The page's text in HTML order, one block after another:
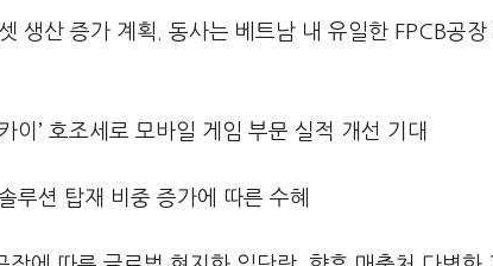
생산 증가 계획. 동사는 베트남 내 유일한 FPCB공장
이’ 호조세로 모바일 게임 부문 실적 개선 기대
루션 탑재 비중 증가에 따른 수혜